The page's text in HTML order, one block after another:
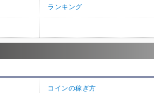
ランキング
コインの稼ぎ方